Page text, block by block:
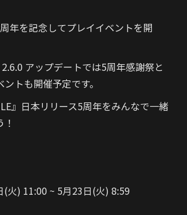
年を記念してプレイイベントを開
アップデートでは5周年感謝祭と
トも開催予定です。
』日本リリース5周年をみんなで一緒
(火) 11:00 ~ 5月23日(火) 8:59